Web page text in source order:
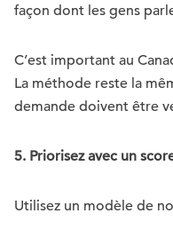
façon dont les gens
C’est important au
La méthode reste la
demande doivent être
5. Priorisez avec un
Utilisez un modèle de